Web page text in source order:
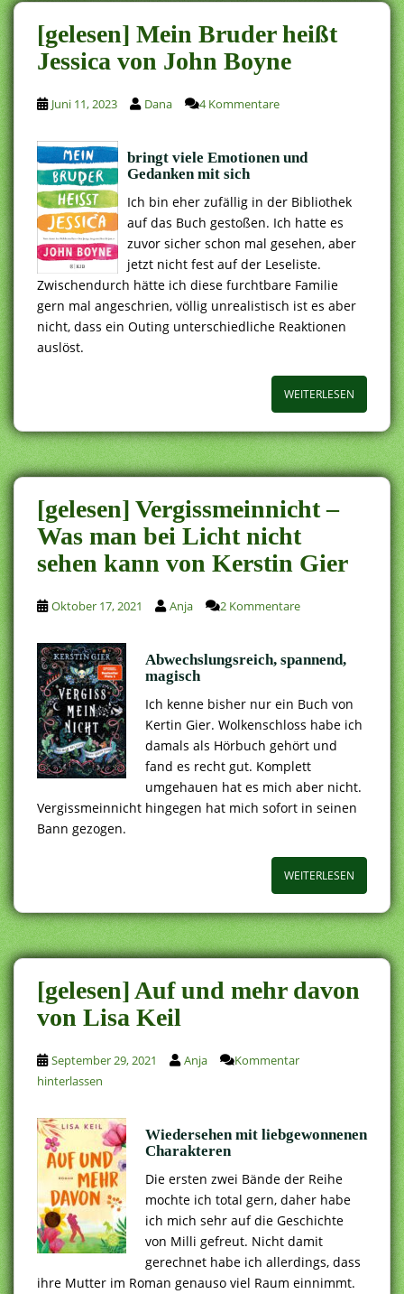
[gelesen] Mein Bruder heißt
Jessica von John Boyne
Juni 11, 2023 Dana 4 Kommentare
bringt viele Emotionen und
Gedanken mit sich
Ich bin eher zufällig in der Bibliothek
auf das Buch gestoßen. Ich hatte es
zuvor sicher schon mal gesehen, aber
jetzt nicht fest auf der Leseliste.
Zwischendurch hätte ich diese furchtbare Familie
gern mal angeschrien, völlig unrealistisch ist es aber
nicht, dass ein Outing unterschiedliche Reaktionen
auslöst.
WEITERLESEN
[gelesen] Vergissmeinnicht –
Was man bei Licht nicht
sehen kann von Kerstin Gier
Oktober 17, 2021 Anja 2 Kommentare
Abwechslungsreich, spannend,
magisch
Ich kenne bisher nur ein Buch von
Kertin Gier. Wolkenschloss habe ich
damals als Hörbuch gehört und
fand es recht gut. Komplett
umgehauen hat es mich aber nicht.
Vergissmeinnicht hingegen hat mich sofort in seinen
Bann gezogen.
WEITERLESEN
[gelesen] Auf und mehr davon
von Lisa Keil
September 29, 2021 Anja
Kommentar
hinterlassen
Wiedersehen mit liebgewonnenen
Charakteren
Die ersten zwei Bände der Reihe
mochte ich total gern, daher habe
ich mich sehr auf die Geschichte
von Milli gefreut. Nicht damit
gerechnet habe ich allerdings, dass
ihre Mutter im Roman genauso viel Raum einnimmt.